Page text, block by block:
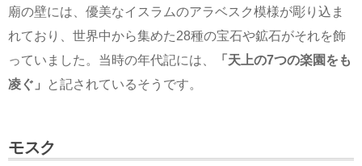
廟の壁には、優美なイスラムのアラベスク模様が彫り込ま
れており、世界中から集めた28種の宝石や鉱石がそれを飾
っていました。当時の年代記には、
「天上の7つの楽園をも
凌ぐ」
と記されているそうです。
モスク